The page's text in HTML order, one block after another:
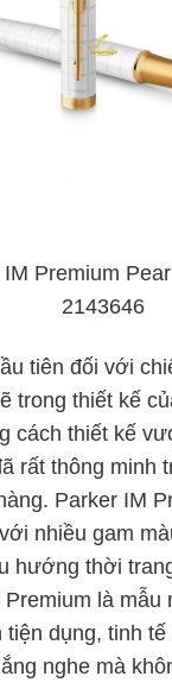
IM Premium
2143646
tiên đối với
trong thiết kế
cách thiết kế
rất thông minh
Parker IM
nhiều gam
hướng thời
là mẫu
tiện dụng, tinh
nghe mà